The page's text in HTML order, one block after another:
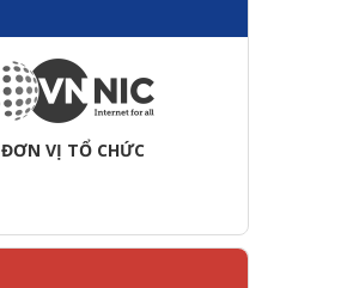
Ngũ Hành Sơn, TP. Đà Nẵng
Khách sạn Saigon Prince, 63
Nguyễn Huệ, Q.1, TP. Hồ Chí
ĐƠN VỊ TỔ CHỨC